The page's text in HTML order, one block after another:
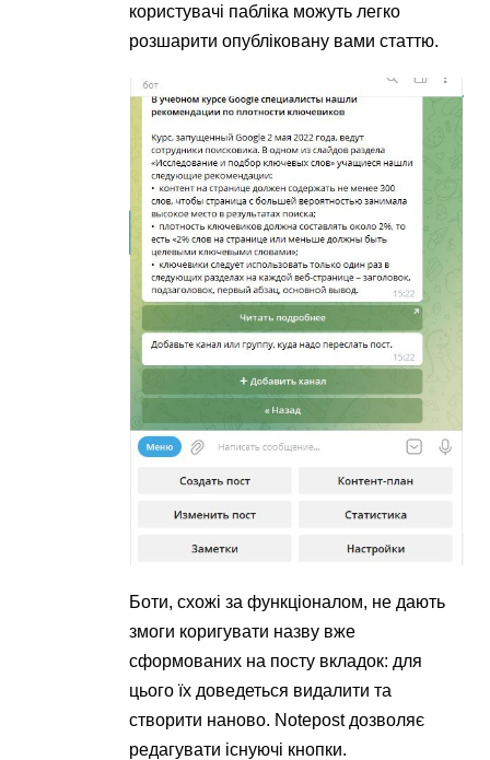
користувачі пабліка можуть легко
розшарити опубліковану вами статтю.
Боти, схожі за функціоналом, не дають
змоги коригувати назву вже
сформованих на посту вкладок: для
цього їх доведеться видалити та
створити наново. Notepost дозволяє
редагувати існуючі кнопки.